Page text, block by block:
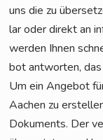
uns die zu
lar oder direkt an
wer­den Ihnen
bot ant­wor­ten,
Um ein Ange­bot
Aachen zu
Doku­ments. Der